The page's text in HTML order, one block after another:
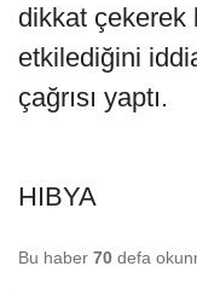
dikkat çekerek
etkilediğini
çağrısı yaptı.
HIBYA
Bu haber 70 defa